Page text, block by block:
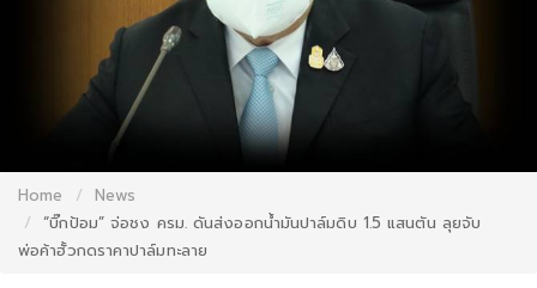
RECOMMEND
NEWS
REGISTER
Home
News
“บิ๊กป้อม” จ่อชง ครม. ดันส่งออกน้ำมันปาล์มดิบ 1.5 แสนตัน ลุยจับ
พ่อค้าฮั้วกดราคาปาล์มทะลาย